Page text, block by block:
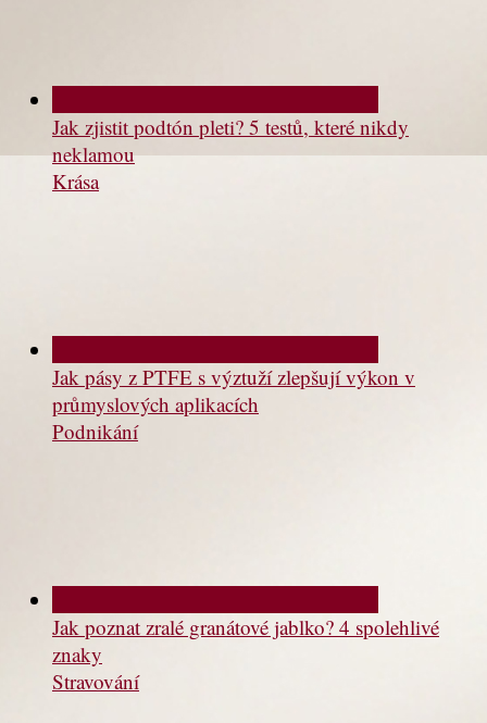
Jak zjistit podtón pleti? 5 testů, které nikdy
neklamou
Krása
Jak pásy z PTFE s výztuží zlepšují výkon v
průmyslových aplikacích
Podnikání
Jak poznat zralé granátové jablko? 4 spolehlivé
znaky
Stravování